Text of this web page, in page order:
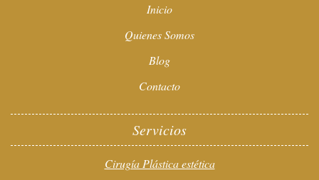
Inicio
Quienes Somos
Blog
Contacto
Servicios
Cirugía Plástica estética